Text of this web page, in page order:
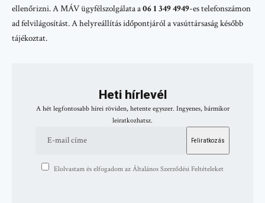
ellenőrizni. A MÁV ügyfélszolgálata a06 1 349 4949-es telefonszámon
ad felvilágosítást. A helyreállítás időpontjáról a vasúttársaság később
tájékoztat.
Heti hírlevél
A hét legfontosabb hírei röviden, hetente egyszer. Ingyenes, bármikor
leiratkozhatsz.
Elolvastam és elfogadom az Általános Szerződési Feltételeket